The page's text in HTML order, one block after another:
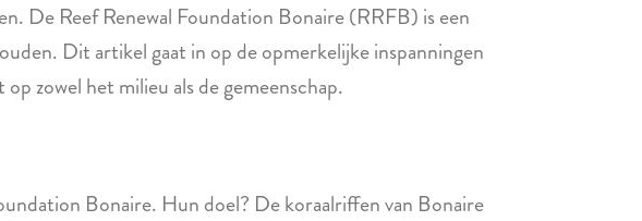
De Reef Renewal Foundation Bonaire (RRFB) is een
Dit artikel gaat in op de opmerkelijke inspanningen
zowel het milieu als de gemeenschap.
Bonaire. Hun doel? De koraalriffen van Bonaire